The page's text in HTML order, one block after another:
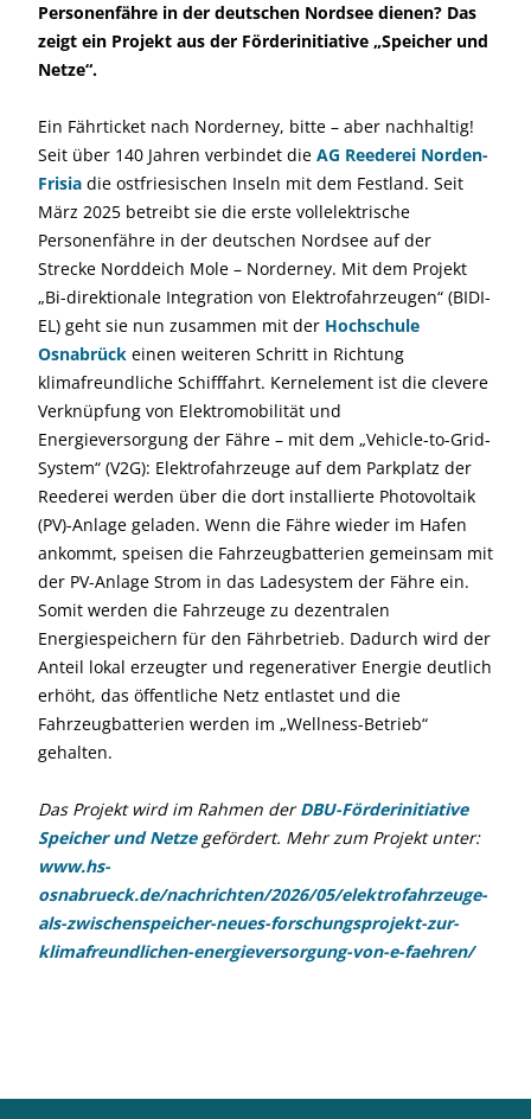
Personenfähre in der deutschen Nordsee dienen? Das
zeigt ein Projekt aus der Förderinitiative „Speicher und
Netze“.
Ein Fährticket nach Norderney, bitte – aber nachhaltig!
Seit über 140 Jahren verbindet die AG Reederei Norden-
Frisia die ostfriesischen Inseln mit dem Festland. Seit
März 2025 betreibt sie die erste vollelektrische
Personenfähre in der deutschen Nordsee auf der
Strecke Norddeich Mole – Norderney. Mit dem Projekt
„Bi-direktionale Integration von Elektrofahrzeugen“ (BIDI-
EL) geht sie nun zusammen mit der Hochschule
Osnabrück einen weiteren Schritt in Richtung
klimafreundliche Schifffahrt. Kernelement ist die clevere
Verknüpfung von Elektromobilität und
Energieversorgung der Fähre – mit dem „Vehicle-to-Grid-
System“ (V2G): Elektrofahrzeuge auf dem Parkplatz der
Reederei werden über die dort installierte Photovoltaik
(PV)-Anlage geladen. Wenn die Fähre wieder im Hafen
ankommt, speisen die Fahrzeugbatterien gemeinsam mit
der PV-Anlage Strom in das Ladesystem der Fähre ein.
Somit werden die Fahrzeuge zu dezentralen
Energiespeichern für den Fährbetrieb. Dadurch wird der
Anteil lokal erzeugter und regenerativer Energie deutlich
erhöht, das öffentliche Netz entlastet und die
Fahrzeugbatterien werden im „Wellness-Betrieb“
gehalten.
Das Projekt wird im Rahmen derDBU-Förderinitiative
Speicher und Netze gefördert. Mehr zum Projekt unter:
www.hs-
osnabrueck.de/nachrichten/2026/05/elektrofahrzeuge-
als-zwischenspeicher-neues-forschungsprojekt-zur-
klimafreundlichen-energieversorgung-von-e-faehren/